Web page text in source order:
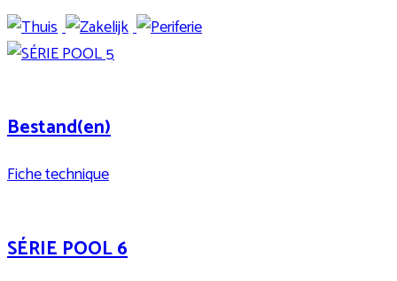
Bestand(en)
Fiche technique
SÉRIE POOL 6